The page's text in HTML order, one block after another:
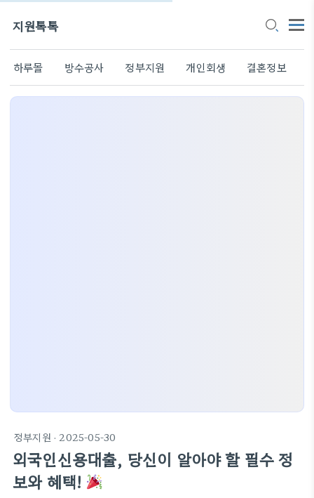
지원톡톡
하루몰 방수공사 정부지원 개인회생 결혼정보
정부지원 · 2025-05-30
외국인신용대출, 당신이 알아야 할 필수 정
보와 혜택!